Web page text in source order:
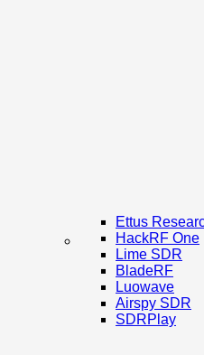
Ettus
HackRF One
Lime SDR
BladeRF
Luowave
Airspy SDR
SDRPlay